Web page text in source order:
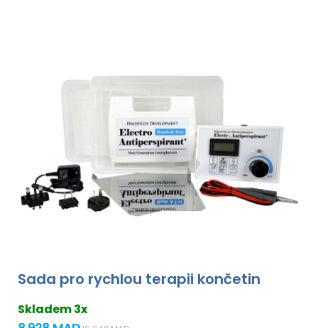
Sada pro rychlou terapii končetin
Skladem 3x